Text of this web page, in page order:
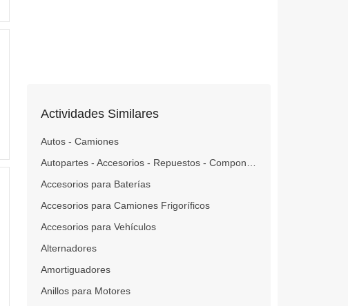
Actividades Similares
Autos - Camiones
Accesorios para Baterías
Accesorios para Camiones Frigoríficos
Accesorios para Vehículos
Alternadores
Amortiguadores
Anillos para Motores